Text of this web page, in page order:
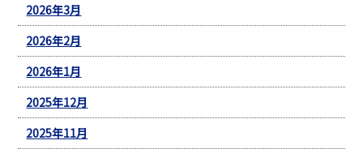
2026年3月
2026年2月
2026年1月
2025年12月
2025年11月